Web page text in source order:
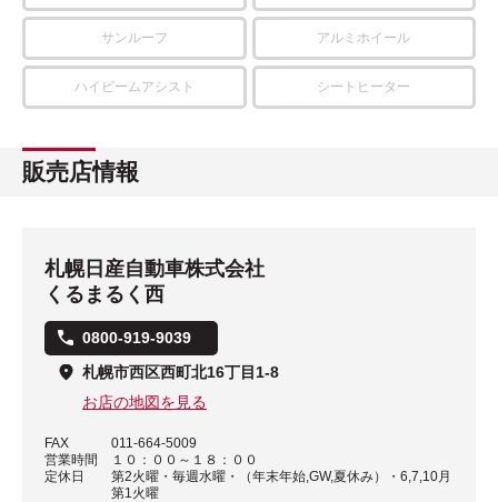
サンルーフ アルミホイール
ハイビームアシスト シートヒーター
販売店情報
札幌日産自動車株式会社
くるまるく西
0800-919-9039
札幌市西区西町北16丁目1-8
お店の地図を見る
FAX
011-664-5009
営業時間
１０：００～１８：００
定休日
第2火曜・毎週水曜・（年末年始,GW,夏休み）・6,7,10月
第1火曜